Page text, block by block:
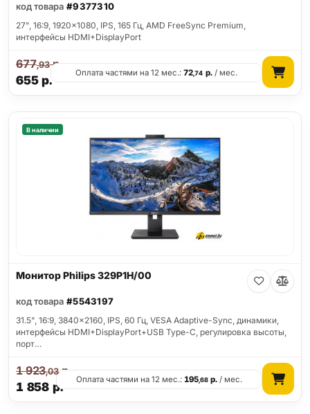
код товара #9377310
27", 16:9, 1920x1080, IPS, 165 Гц, AMD FreeSync Premium,
интерфейсы HDMI+DisplayPort
655р.
677,93р.
Оплата частями на 12 мес.:72,74 р./ мес.
В наличии
Монитор Philips 329P1H/00
код товара #5543197
31.5", 16:9, 3840x2160, IPS, 60 Гц, VESA Adaptive-Sync, динамики,
интерфейсы HDMI+DisplayPort+USB Type-C, регулировка высоты,
порт…
1 858 р.
1 923,03р.
Оплата частями на 12 мес.:195,68 р. / мес.